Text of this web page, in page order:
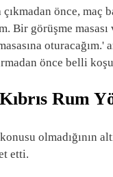
önce, maç
Bir görüşme
oturacağım.'
önce belli
Rum
olmadığının
etti.